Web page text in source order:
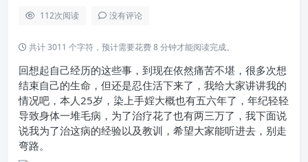
112次阅读 没有评论
共计 3011 个字符，预计需要花费 8 分钟才能阅读完成。
回想起自己经历的这些事，到现在依然痛苦不堪，很多次想
结束自己的生命，但还是忍住活下来了，我给大家讲讲我的
情况吧，本人25岁，染上手婬大概也有五六年了，年纪轻轻
导致身体一堆毛病，为了治疗花了也有两三万了，我下面说
说我为了治这病的经验以及教训，希望大家能听进去，别走
弯路。